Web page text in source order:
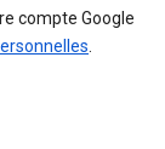
compte Google
.